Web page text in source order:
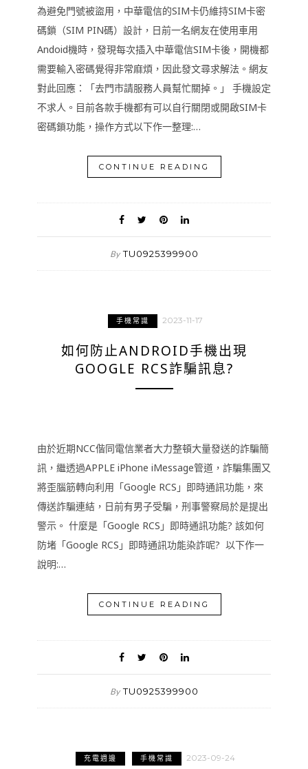
為避免門號被盜用，中華電信的SIM卡仍維持SIM卡密
碼鎖（SIM PIN碼）設計，日前一名網友在使用車用
Andoid機時，發現每次插入中華電信SIM卡後，開機都
需要輸入密碼覺得非常麻煩，因此發文尋求解法。網友
對此回應：「去門市請服務人員幫忙關掉。」 手機設定
不求人。目前各款手機都有可以自行關閉或開啟SIM卡
密碼鎖功能，操作方式以下作一整理:…
CONTINUE READING
By TU0925399900
手機常識 2023-11-17
如何防止ANDROID手機出現
GOOGLE RCS詐騙訊息?
由於近期NCC偕同電信業者大力整頓大量發送的詐騙簡
訊，繼透過APPLE iPhone iMessage管道，詐騙集團又
將歪腦筋轉向利用「Google RCS」即時通訊功能，來
傳送詐騙連結，日前有男子受騙，刑事警察局於是提出
警示。 什麼是「Google RCS」即時通訊功能? 該如何
防堵「Google RCS」即時通訊功能染詐呢? 以下作一
說明:…
CONTINUE READING
By TU0925399900
充電週邊 手機常識 2023-09-24